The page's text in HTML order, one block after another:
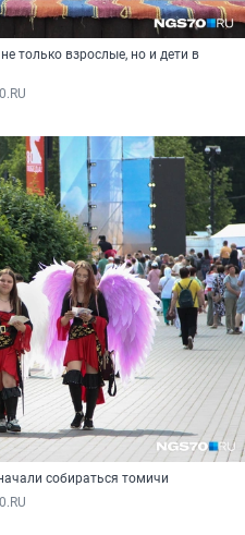
только взрослые, но и дети в
собираться томичи